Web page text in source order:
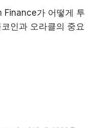
Finance가 어떻게 투
인과 오라클의 중요